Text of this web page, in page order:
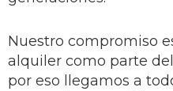
Nuestro compromiso
alquiler como parte
por eso llegamos a